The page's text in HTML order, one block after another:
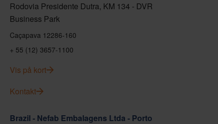
Rodovia Presidente Dutra, KM 134 - DVR
Business Park
Caçapava 12286-160
+ 55 (12) 3657-1100
Vis på kort
Kontakt
Brazil - Nefab Embalagens Ltda - Porto